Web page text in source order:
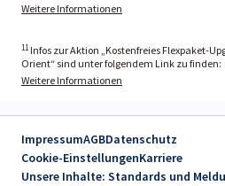
Weitere Informationen
11 Infos zur Aktion „Kostenfreies Flexpaket-
Orient“ sind unter folgendem Link zu finden:
Weitere Informationen
ImpressumAGBDatenschutz
Cookie-EinstellungenKarriere
Unsere Inhalte: Standards und